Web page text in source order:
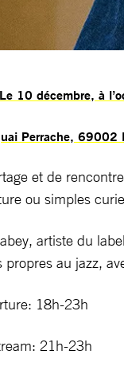
10 décembre, à
Perrache, 69002
et de
ou simples
artiste du
propres au jazz,
18h-23h
21h-23h